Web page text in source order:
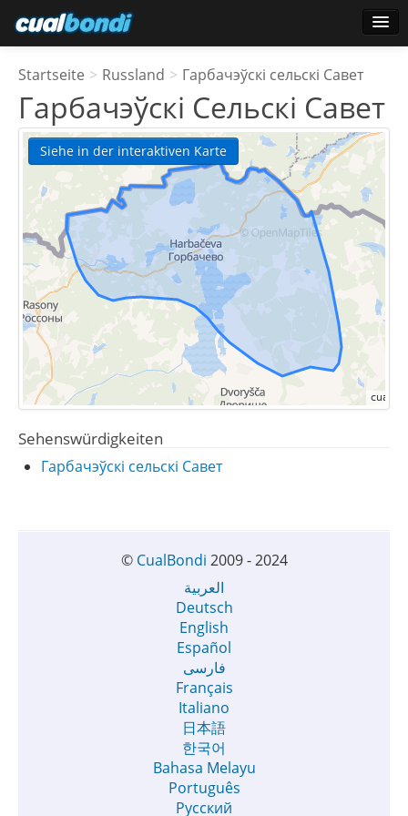
Star-Benutzer
Umfrage
Startseite > Russland > Гарбачэўскі сельскі Савет
Гарбачэўскі Сельскі Савет
Siehe in der interaktiven Karte
Sehenswürdigkeiten
Гарбачэўскі сельскі Савет
© CualBondi 2009 - 2024
العربية
Deutsch
English
Español
فارسی
Français
Italiano
日本語
한국어
Bahasa Melayu
Português
Русский